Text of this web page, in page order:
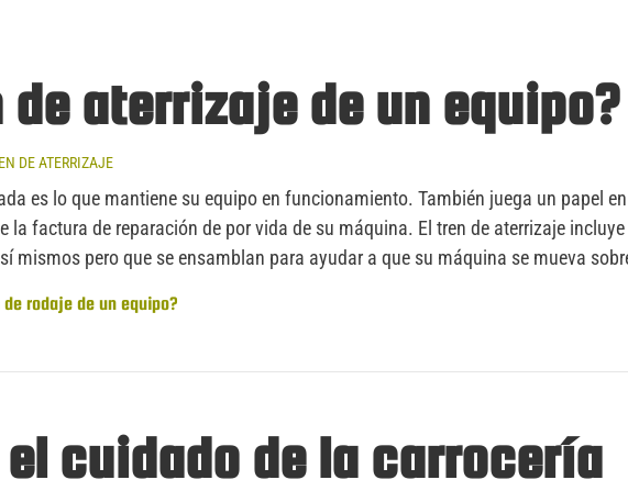
de aterrizaje de un equipo?
DE ATERRIZAJE
es lo que mantiene su equipo en funcionamiento. También juega un papel
la factura de reparación de por vida de su máquina. El tren de aterrizaje incluye
mismos pero que se ensamblan para ayudar a que su máquina se mueva
rodaje de un equipo?
cuidado de la carrocería